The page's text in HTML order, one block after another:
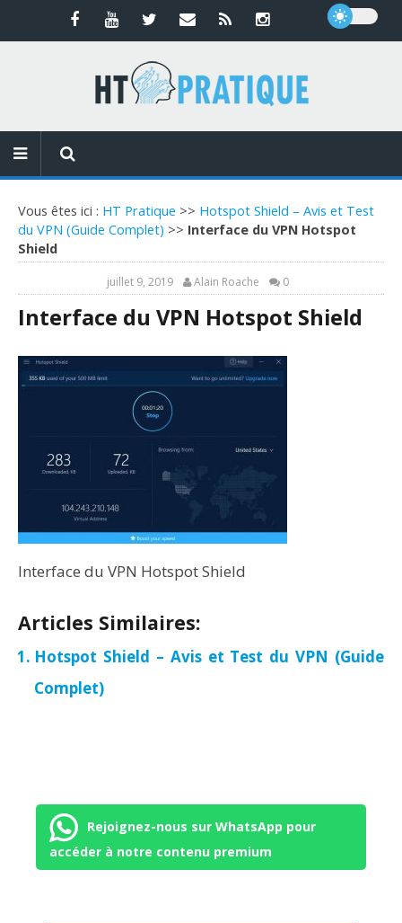
Vous êtes ici : HT Pratique >> Hotspot Shield – Avis et Test
du VPN (Guide Complet) >> Interface du VPN Hotspot
Shield
juillet 9, 2019 Alain Roache 0
Interface du VPN Hotspot Shield
Interface du VPN Hotspot Shield
Articles Similaires:
Hotspot Shield – Avis et Test du VPN (Guide
Complet)
Rejoignez-nous sur WhatsApp pour
accéder à notre contenu premium